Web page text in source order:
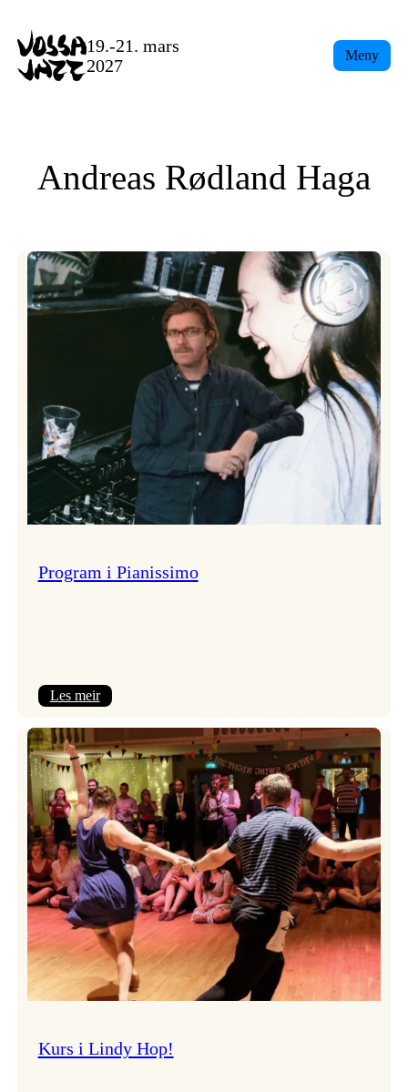
content
19.-21. mars
2027
Meny
Andreas Rødland Haga
Program i Pianissimo
Les meir:
i
Pianissimo
Kurs i Lindy Hop!